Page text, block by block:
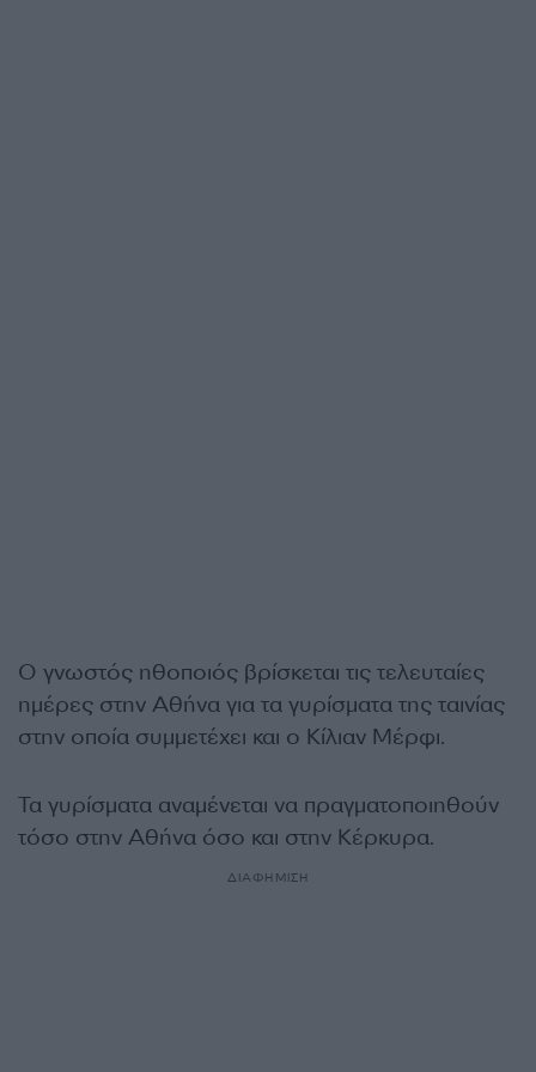
Ο γνωστός ηθοποιός βρίσκεται τις τελευταίες
ημέρες στην Αθήνα για τα γυρίσματα της ταινίας
στην οποία συμμετέχει και ο Κίλιαν Μέρφι.
Τα γυρίσματα αναμένεται να πραγματοποιηθούν
τόσο στην Αθήνα όσο και στην Κέρκυρα.
ΔΙΑΦΗΜΙΣΗ